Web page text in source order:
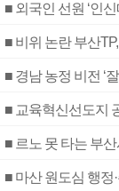
■ 외국인 선원 ‘인
■ 비위 논란 부산
■ 경남 농정 비전 ‘
■ 교육혁신선도지
■ 르노 못 타는 부
■ 마산 원도심 행정